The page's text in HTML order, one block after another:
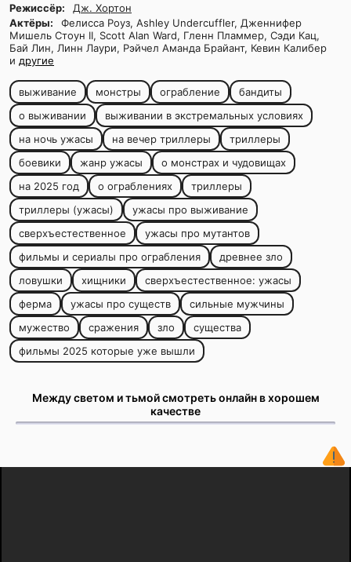
Режиссёр:
Дж. Хортон
Актёры:
Фелисса Роуз, Ashley Undercuffler, Дженнифер
Мишель Стоун II, Scott Alan Ward, Гленн Пламмер, Сэди Кац,
Бай Лин, Линн Лаури, Рэйчел Аманда Брайант, Кевин Калибер
и другие
выживание монстры ограбление
бандиты
о выживании
выживании в экстремальных условиях
на ночь ужасы
на вечер триллеры
триллеры
боевики
жанр ужасы
о монстрах и чудовищах
на 2025 год
о ограблениях
триллеры
триллеры (ужасы)
ужасы про выживание
сверхъестественное
ужасы про мутантов
фильмы и сериалы про ограбления
древнее зло
ловушки
хищники
сверхъестественное: ужасы
ферма
ужасы про существ
сильные мужчины
мужество
сражения зло
существа
фильмы 2025 которые уже вышли
Между светом и тьмой смотреть онлайн в хорошем
качестве